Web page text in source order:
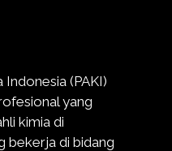
Indonesia (PAKI)
yang
kimia di
bekerja di bidang